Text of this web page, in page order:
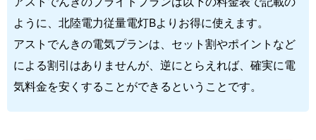
ように、北陸電力従量電灯Bよりお得に使えます。
アストでんきの電気プランは、セット割やポイントなど
による割引はありませんが、逆にとらえれば、確実に電
気料金を安くすることができるということです。